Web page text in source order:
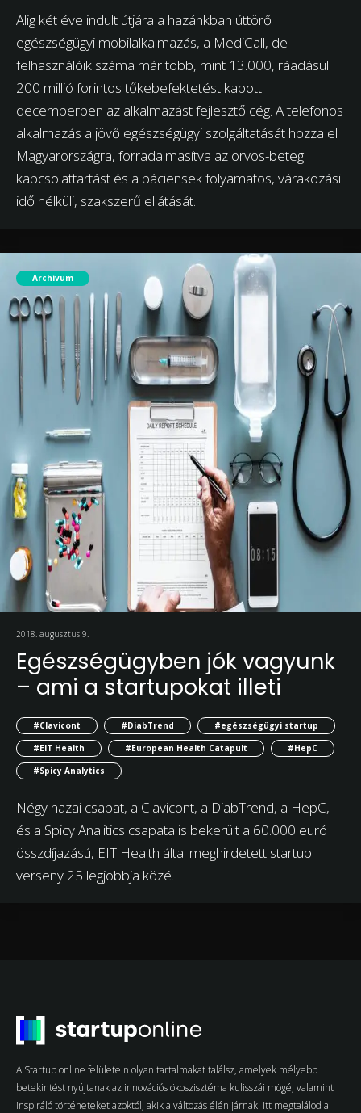
Alig két éve indult útjára a hazánkban úttörő
egészségügyi mobilalkalmazás, a MediCall, de
felhasználóik száma már több, mint 13.000, ráadásul
200 millió forintos tőkebefektetést kapott
decemberben az alkalmazást fejlesztő cég. A telefonos
alkalmazás a jövő egészségügyi szolgáltatását hozza el
Magyarországra, forradalmasítva az orvos-beteg
kapcsolattartást és a páciensek folyamatos, várakozási
idő nélküli, szakszerű ellátását.
Archívum
2018. augusztus 9.
Egészségügyben jók vagyunk
– ami a startupokat illeti
#Clavicont #DiabTrend
#egészségügyi startup
#EIT Health
#European Health Catapult
#HepC
#Spicy Analytics
Négy hazai csapat, a Clavicont, a DiabTrend, a HepC,
és a Spicy Analitics csapata is bekerült a 60.000 euró
összdíjazású, EIT Health által meghirdetett startup
verseny 25 legjobbja közé.
A Startup online felületein olyan tartalmakat találsz, amelyek mélyebb
betekintést nyújtanak az innovációs ökoszisztéma kulisszái mögé, valamint
inspiráló történeteket azoktól, akik a változás élén járnak. Itt megtalálod a